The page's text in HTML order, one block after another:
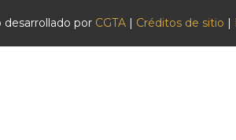
desarrollado por CGTA Créditos de sitio